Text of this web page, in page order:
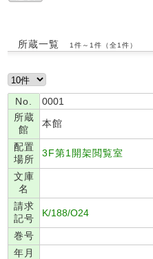
所蔵一覧 1件～1件（全1件）
No.
0001
所蔵
館
本館
配置
場所
3F第1開架閲覧室
文庫
名
請求
記号
K/188/O24
巻号
年月